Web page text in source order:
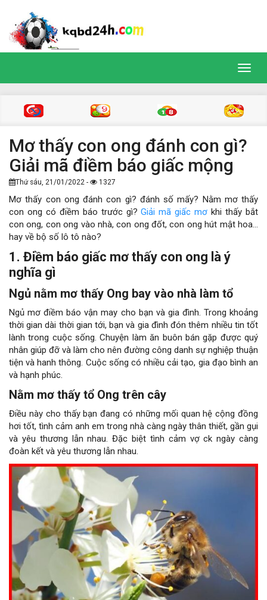
Mơ thấy con ong đánh con gì?
Giải mã điềm báo giấc mộng
Thứ sáu, 21/01/2022 - 1327
Mơ thấy con ong đánh con gì? đánh số mấy? Nằm mơ thấy
con ong có điềm báo trước gì?Giải mã giấc mơ khi thấy bắt
con ong, con ong vào nhà, con ong đốt, con ong hút mật hoa…
hay về bộ số lô tô nào?
1. Điềm báo giấc mơ thấy con ong là ý
nghĩa gì
Ngủ nằm mơ thấy Ong bay vào nhà làm tổ
Ngủ mơ điềm báo vận may cho bạn và gia đình. Trong khoảng
thời gian dài thời gian tới, bạn và gia đình đón thêm nhiều tin tốt
lành trong cuộc sống. Chuyện làm ăn buôn bán gặp được quý
nhân giúp đỡ và làm cho nên đường công danh sự nghiệp thuận
tiện và hanh thông. Cuộc sống có nhiều cải tạo, gia đạo bình an
và hạnh phúc.
Nằm mơ thấy tổ Ong trên cây
Điều này cho thấy bạn đang có những mối quan hệ cộng đồng
hơi tốt, tình cảm anh em trong nhà càng ngày thân thiết, gần gụi
và yêu thương lẫn nhau. Đặc biệt tình cảm vợ ck ngày càng
đoàn kết và yêu thương lẫn nhau.